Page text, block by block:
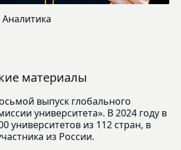
материалы
выпуск глобального
университета». В 2024 году в
университетов из 112 стран, в
из России.